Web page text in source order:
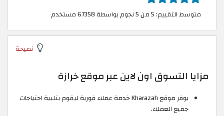
متوسط التقييم: 5 من 5 نجوم بواسطة 67358 مستخدم
نصيحة
مزايا التسوق اون لاين عبر موقع خرازة
يوفر موقع Kharazah خدمة عملاء فورية ليقوم بتلبية احتياجات
جميع العملاء.